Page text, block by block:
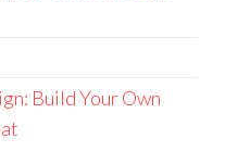
Build Your Own